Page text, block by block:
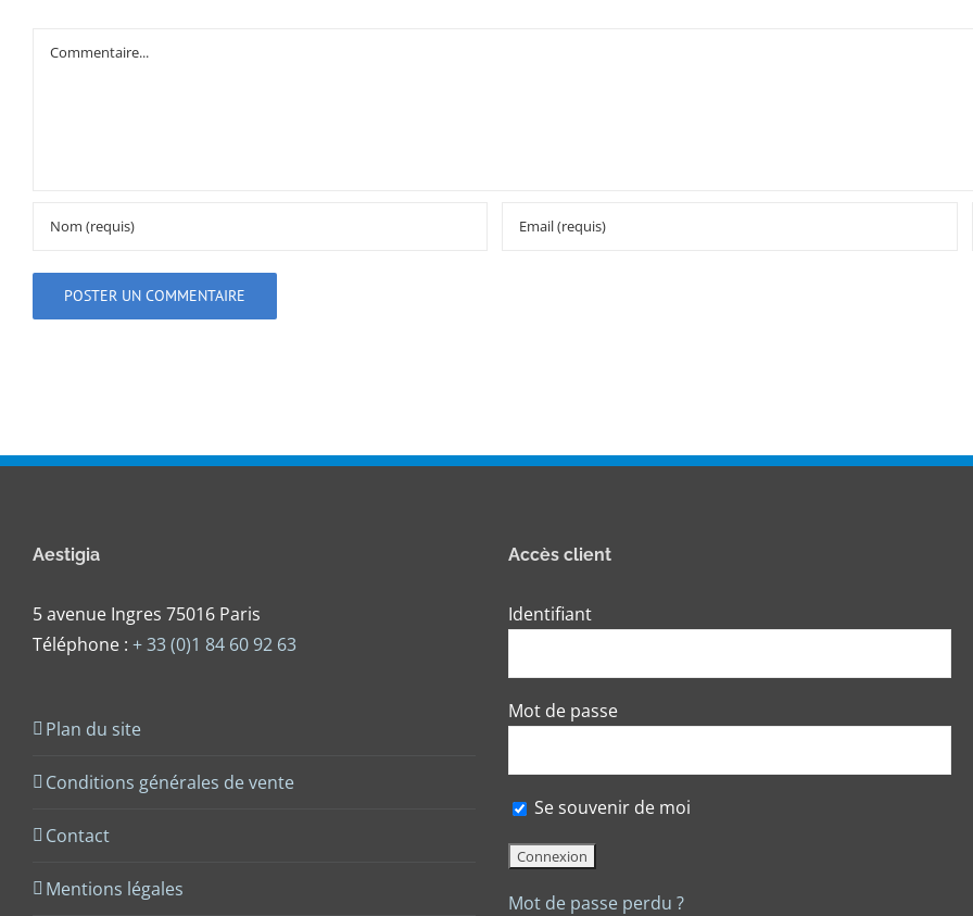
Commentaire
Aestigia
5 avenue Ingres 75016 Paris
Téléphone : + 33 (0)1 84 60 92 63
Plan du site
Conditions générales de vente
Contact
Mentions légales
Accès client
Identifiant
Mot de passe
Se souvenir de moi
Mot de passe perdu ?